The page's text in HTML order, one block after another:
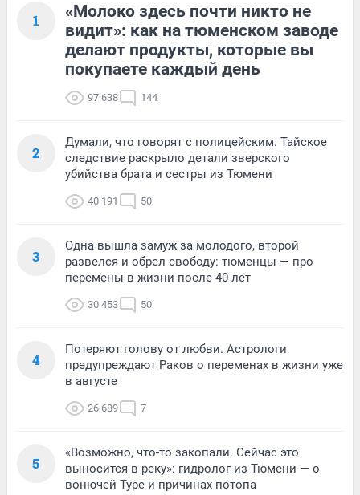
1
«Молоко здесь почти никто не
видит»: как на тюменском заводе
делают продукты, которые вы
покупаете каждый день
97 638 144
2
Думали, что говорят с полицейским. Тайское
следствие раскрыло детали зверского
убийства брата и сестры из Тюмени
40 191 50
3
Одна вышла замуж за молодого, второй
развелся и обрел свободу: тюменцы — про
перемены в жизни после 40 лет
30 453 50
4
Потеряют голову от любви. Астрологи
предупреждают Раков о переменах в жизни уже
в августе
26 689 7
5
«Возможно, что-то закопали. Сейчас это
выносится в реку»: гидролог из Тюмени — о
вонючей Туре и причинах потопа